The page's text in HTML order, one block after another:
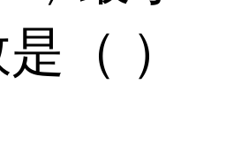
（ ）